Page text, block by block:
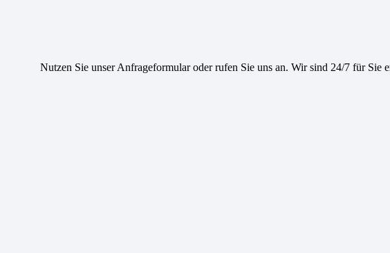
Nutzen Sie unser Anfrageformular oder rufen Sie uns an. Wir sind 24/7 für Sie